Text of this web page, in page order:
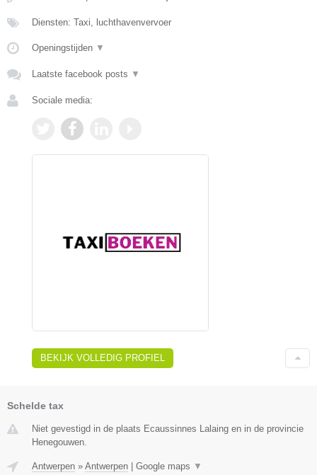
Diensten: Taxi, luchthavenvervoer
Openingstijden ▼
Laatste facebook posts ▼
Sociale media:
BEKIJK VOLLEDIG PROFIEL
Schelde tax
Niet gevestigd in de plaats Ecaussinnes Lalaing en in de provincie
Henegouwen.
Antwerpen » Antwerpen Google maps ▼